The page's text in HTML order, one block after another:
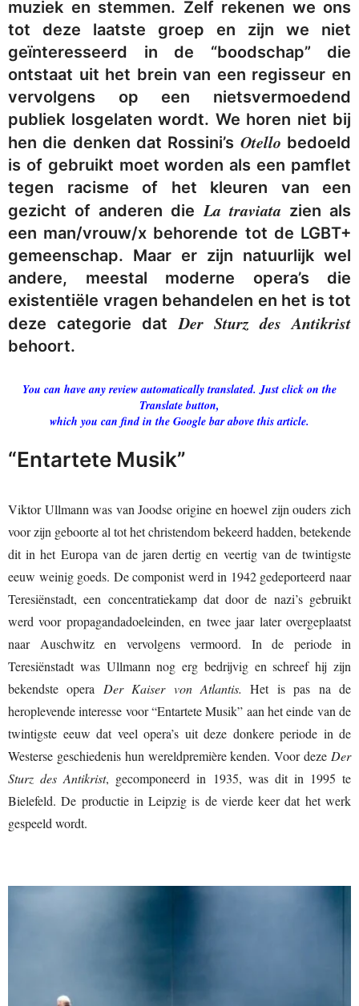
muziek en stemmen. Zelf rekenen we ons
tot deze laatste groep en zijn we niet
geïnteresseerd in de “boodschap” die
ontstaat uit het brein van een regisseur en
vervolgens op een nietsvermoedend
publiek losgelaten wordt. We horen niet bij
hen die denken dat Rossini’s Otello bedoeld
is of gebruikt moet worden als een pamflet
tegen racisme of het kleuren van een
gezicht of anderen die La traviata zien als
een man/vrouw/x behorende tot de LGBT+
gemeenschap. Maar er zijn natuurlijk wel
andere, meestal moderne opera’s die
existentiële vragen behandelen en het is tot
deze categorie dat Der Sturz des Antikrist
behoort.
You can have any review automatically translated. Just click on the
Translate button,
which you can find in the Google bar above this article.
“Entartete Musik”
Viktor Ullmann was van Joodse origine en hoewel zijn ouders zich
voor zijn geboorte al tot het christendom bekeerd hadden, betekende
dit in het Europa van de jaren dertig en veertig van de twintigste
eeuw weinig goeds. De componist werd in 1942 gedeporteerd naar
Teresiënstadt, een concentratiekamp dat door de nazi’s gebruikt
werd voor propagandadoeleinden, en twee jaar later overgeplaatst
naar Auschwitz en vervolgens vermoord. In de periode in
Teresiënstadt was Ullmann nog erg bedrijvig en schreef hij zijn
bekendste opera Der Kaiser von Atlantis. Het is pas na de
heroplevende interesse voor “Entartete Musik” aan het einde van de
twintigste eeuw dat veel opera’s uit deze donkere periode in de
Westerse geschiedenis hun wereldpremière kenden. Voor deze Der
Sturz des Antikrist, gecomponeerd in 1935, was dit in 1995 te
Bielefeld. De productie in Leipzig is de vierde keer dat het werk
gespeeld wordt.